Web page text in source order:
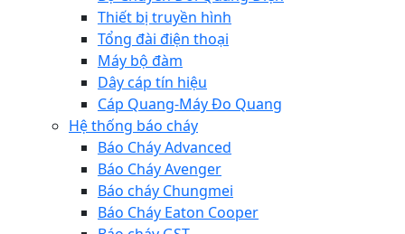
Thiết bị truyền hình
Tổng đài điện thoại
Máy bộ đàm
Dây cáp tín hiệu
Cáp Quang-Máy Đo Quang
Hệ thống báo cháy
Báo Cháy Advanced
Báo Cháy Avenger
Báo cháy Chungmei
Báo Cháy Eaton Cooper